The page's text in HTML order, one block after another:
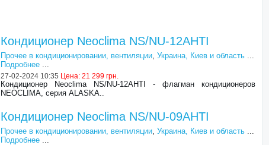
Кондиционер Neoclima NS/NU-12AHTI
Прочее в кондиционировании, вентиляции,Украина, Киев и область ...
Подробнее ...
27-02-2024 10:35 Цена:21 299 грн.
Кондиционер Neoclima NS/NU-12AHTI - флагман кондиционеров
NEOCLIMA, серия ALASKA..
Кондиционер Neoclima NS/NU-09AHTI
Прочее в кондиционировании, вентиляции,Украина, Киев и область ...
Подробнее ...